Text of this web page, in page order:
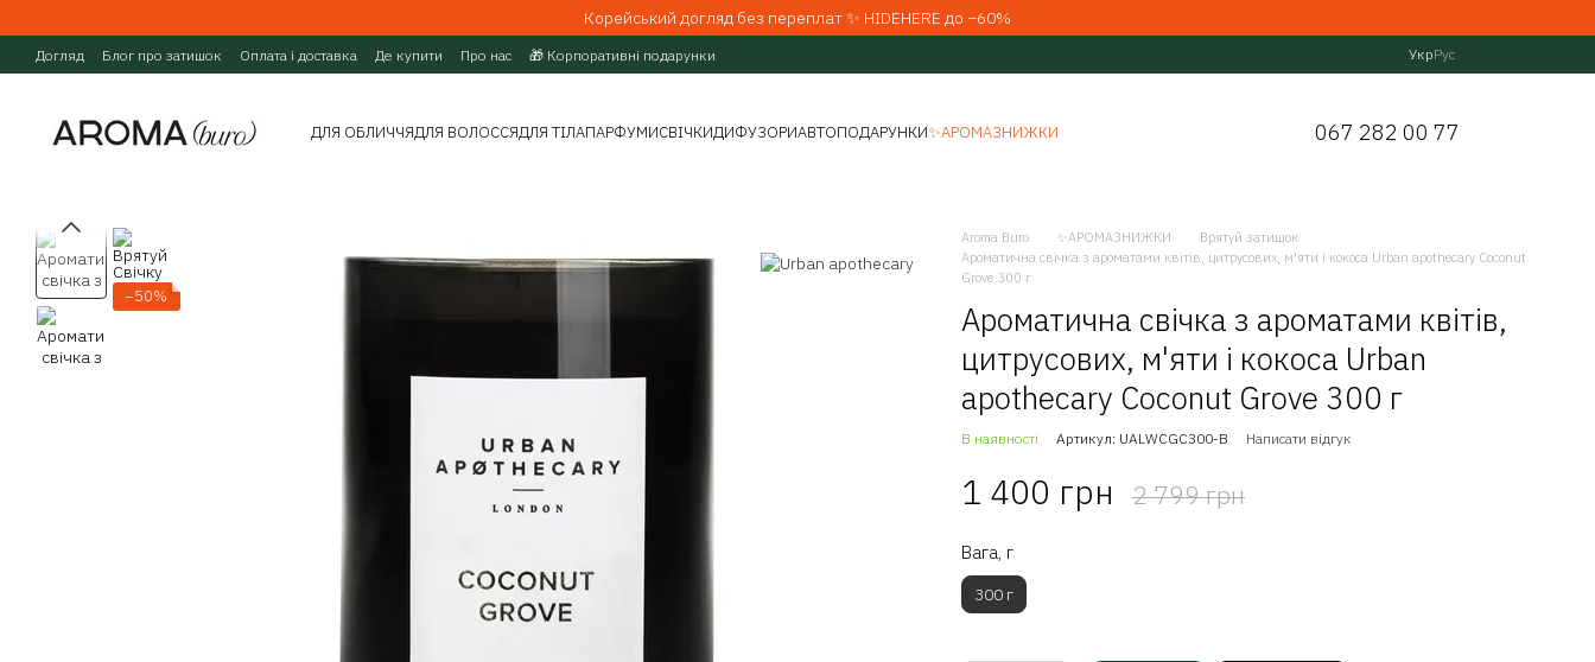
Корейський догляд без переплат ✨ HIDEHERE до −60%
Догляд Блог про затишок Оплата і доставка Де купити Про нас 🎁 Корпоративні подарунки УкрРус
ДЛЯ ОБЛИЧЧЯДЛЯ ВОЛОССЯДЛЯ ТІЛАПАРФУМИСВІЧКИДИФУЗОРИАВТОПОДАРУНКИ✨АРОМАЗНИЖКИ 067 282 00 77
−50%
Aroma Buro ✨АРОМАЗНИЖКИ
Врятуй затишок
Ароматична свічка з ароматами квітів, цитрусових, м'яти і кокоса Urban apothecary Coconut
Grove 300 г
Ароматична свічка з ароматами квітів,
цитрусових, м'яти і кокоса Urban
apothecary Coconut Grove 300 г
В наявності Артикул: UALWCGC300-B Написати відгук
1 400 грн 2 799 грн
Вага, г
300 г